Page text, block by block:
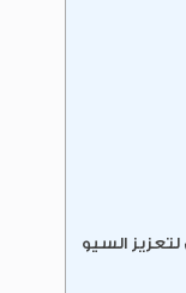
لتعزيز السيو